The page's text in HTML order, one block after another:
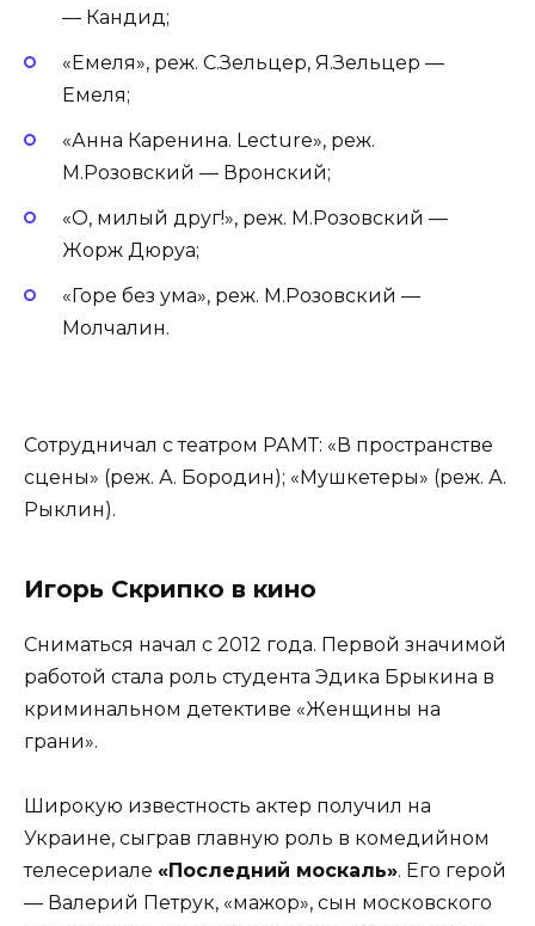
— Кандид;
«Емеля», реж. С.Зельцер, Я.Зельцер —
Емеля;
«Анна Каренина. Lecture», реж.
М.Розовский — Вронский;
«О, милый друг!», реж. М.Розовский —
Жорж Дюруа;
«Горе без ума», реж. М.Розовский —
Молчалин.
Сотрудничал с театром РАМТ: «В пространстве
сцены» (реж. А. Бородин); «Мушкетеры» (реж. А.
Рыклин).
Игорь Скрипко в кино
Сниматься начал с 2012 года. Первой значимой
работой стала роль студента Эдика Брыкина в
криминальном детективе «Женщины на
грани».
Широкую известность актер получил на
Украине, сыграв главную роль в комедийном
телесериале «Последний москаль». Его герой
— Валерий Петрук, «мажор», сын московского